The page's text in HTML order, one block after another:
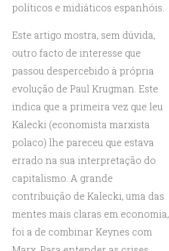
políticos e midiáticos espanhóis.
Este artigo mostra, sem dúvida,
outro facto de interesse que
passou despercebido à própria
evolução de Paul Krugman. Este
indica que a primeira vez que leu
Kalecki (economista marxista
polaco) lhe pareceu que estava
errado na sua interpretação do
capitalismo. A grande
contribuição de Kalecki, uma das
mentes mais claras em economia,
foi a de combinar Keynes com